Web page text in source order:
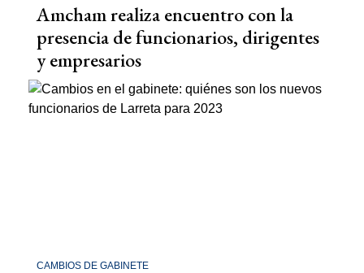
Amcham realiza encuentro con la
presencia de funcionarios, dirigentes
y empresarios
CAMBIOS DE GABINETE